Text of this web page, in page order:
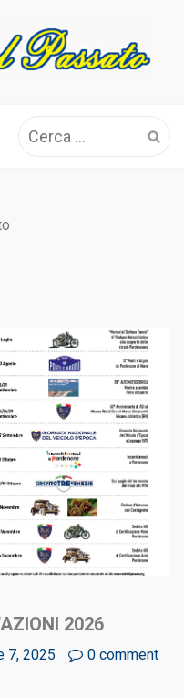
per:
2026
7, 2025 0 comment